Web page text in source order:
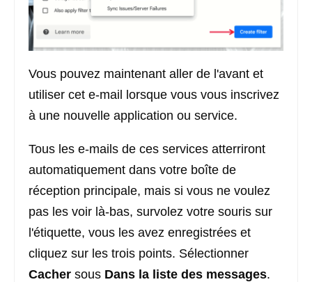
Vous pouvez maintenant aller de l'avant et
utiliser cet e-mail lorsque vous vous inscrivez
à une nouvelle application ou service.
Tous les e-mails de ces services atterriront
automatiquement dans votre boîte de
réception principale, mais si vous ne voulez
pas les voir là-bas, survolez votre souris sur
l'étiquette, vous les avez enregistrées et
cliquez sur les trois points. Sélectionner
Cacher sous Dans la liste des messages.